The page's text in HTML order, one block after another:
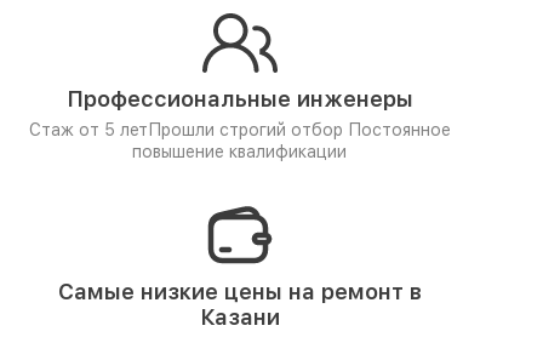
Профессиональные инженеры
Стаж от 5 лет Прошли строгий отбор Постоянное
повышение квалификации
Самые низкие цены на ремонт в
Казани